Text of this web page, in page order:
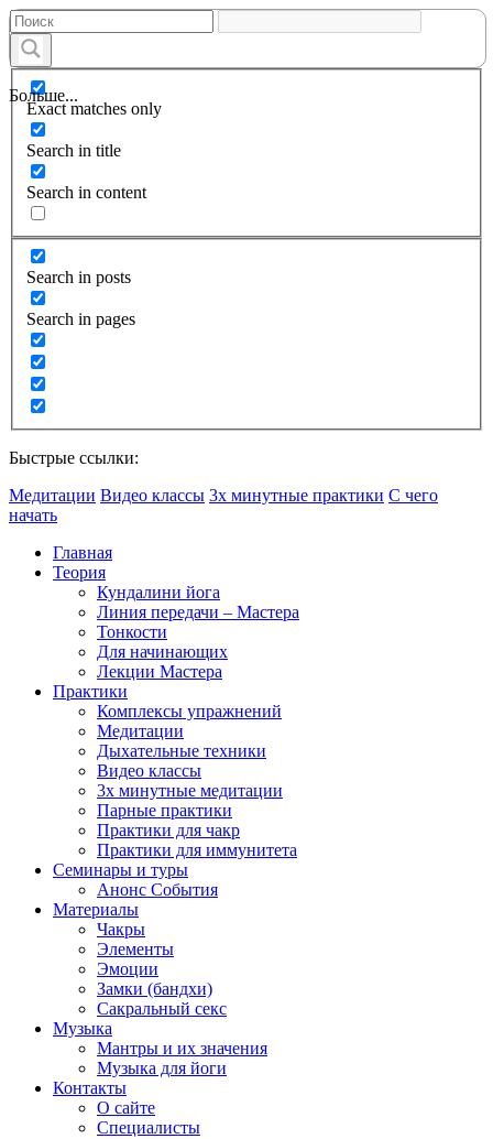
Больше...
Exact matches only
Search in title
Search in content
Search in posts
Search in pages
Быстрые ссылки:
Медитации Видео классы 3х минутные практики С чего
начать
Главная
Теория
Кундалини йога
Линия передачи – Мастера
Тонкости
Для начинающих
Лекции Мастера
Практики
Комплексы упражнений
Медитации
Дыхательные техники
Видео классы
3х минутные медитации
Парные практики
Практики для чакр
Практики для иммунитета
Семинары и туры
Анонс События
Материалы
Чакры
Элементы
Эмоции
Замки (бандхи)
Сакральный секс
Музыка
Мантры и их значения
Музыка для йоги
Контакты
О сайте
Специалисты